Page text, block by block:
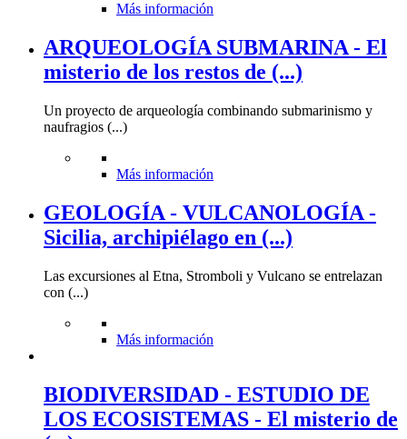
Más información
ARQUEOLOGÍA SUBMARINA - El
misterio de los restos de (...)
Un proyecto de arqueología combinando submarinismo y
naufragios (...)
Más información
GEOLOGÍA - VULCANOLOGÍA -
Sicilia, archipiélago en (...)
Las excursiones al Etna, Stromboli y Vulcano se entrelazan
con (...)
Más información
BIODIVERSIDAD - ESTUDIO DE
LOS ECOSISTEMAS - El misterio de